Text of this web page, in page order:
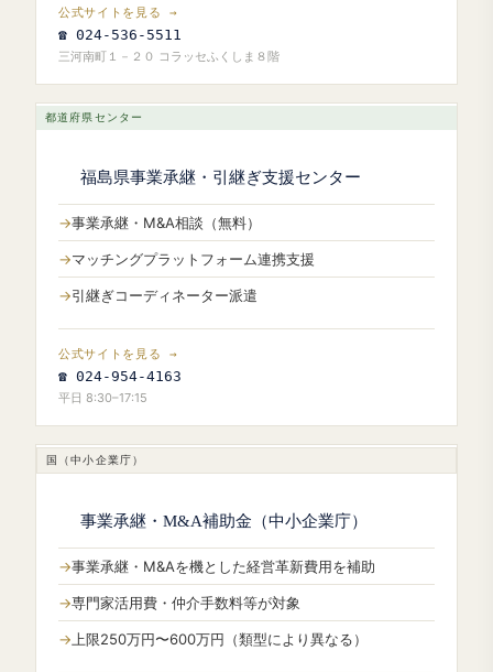
公式サイトを見る →
☎ 024-536-5511
三河南町１－２０ コラッセふくしま８階
都道府県センター
福島県事業承継・引継ぎ支援センター
事業承継・M&A相談（無料）
マッチングプラットフォーム連携支援
引継ぎコーディネーター派遣
公式サイトを見る →
☎ 024-954-4163
平日 8:30–17:15
国（中小企業庁）
事業承継・M&A補助金（中小企業庁）
事業承継・M&Aを機とした経営革新費用を補助
専門家活用費・仲介手数料等が対象
上限250万円〜600万円（類型により異なる）